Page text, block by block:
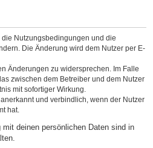
die Nutzungsbedingungen und die
Die Änderung wird dem Nutzer per E-
Änderungen zu widersprechen. Im Falle
zwischen dem Betreiber und dem Nutzer
mit sofortiger Wirkung.
und verbindlich, wenn der Nutzer
hat.
mit deinen persönlichen Daten sind in